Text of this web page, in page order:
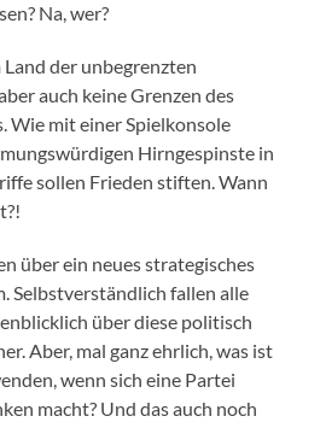
Na, wer?
der unbegrenzten
auch keine Grenzen des
Wie mit einer Spielkonsole
Hirngespinste in
sollen Frieden stiften. Wann
über ein neues strategisches
Selbstverständlich fallen alle
über diese politisch
Aber, mal ganz ehrlich, was ist
wenn sich eine Partei
macht? Und das auch noch